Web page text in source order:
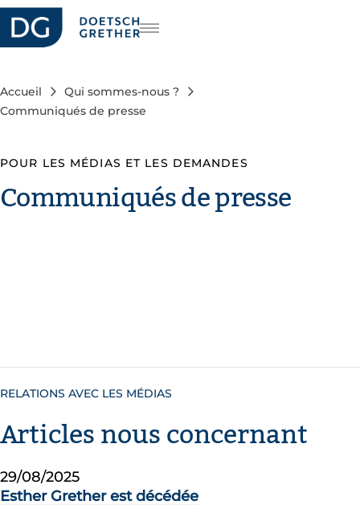
IT
EN
Accueil
Qui sommes-nous ?
Communiqués de presse
POUR LES MÉDIAS ET LES DEMANDES
Communiqués de presse
RELATIONS AVEC LES MÉDIAS
Articles nous concernant
29/08/2025
Esther Grether est décédée